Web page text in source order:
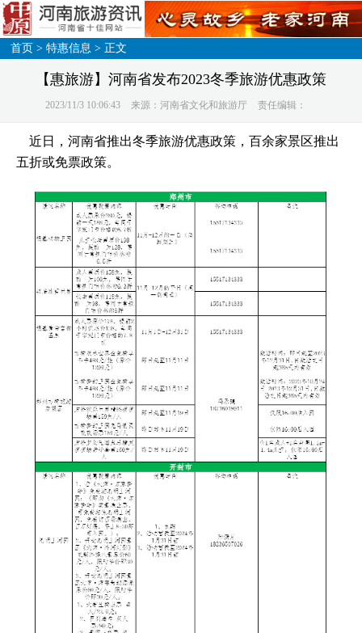
首页 >特惠信息 > 正文
【惠旅游】河南省发布2023冬季旅游优惠政策
2023/11/3 10:06:43 来源：河南省文化和旅游厅 责任编辑：
近日，河南省推出冬季旅游优惠政策，百余家景区推出
五折或免票政策。